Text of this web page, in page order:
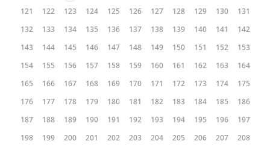
121 122 123 124 125 126 127 128 129 130
131
132
133 134 135 136 137 138 139 140 141
142
143
144 145 146 147 148 149 150 151 152
153
154
155 156 157 158 159 160 161 162 163
164
165
166 167 168 169 170 171 172 173 174
175
176
177 178 179 180 181 182 183 184 185
186
187
188 189 190 191 192 193 194 195 196
197
198
199 200 201 202 203 204 205 206 207
208